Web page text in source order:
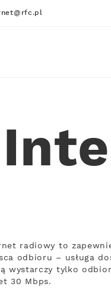
radiowy to
odbioru – usługa
wystarczy tylko
30 Mbps.